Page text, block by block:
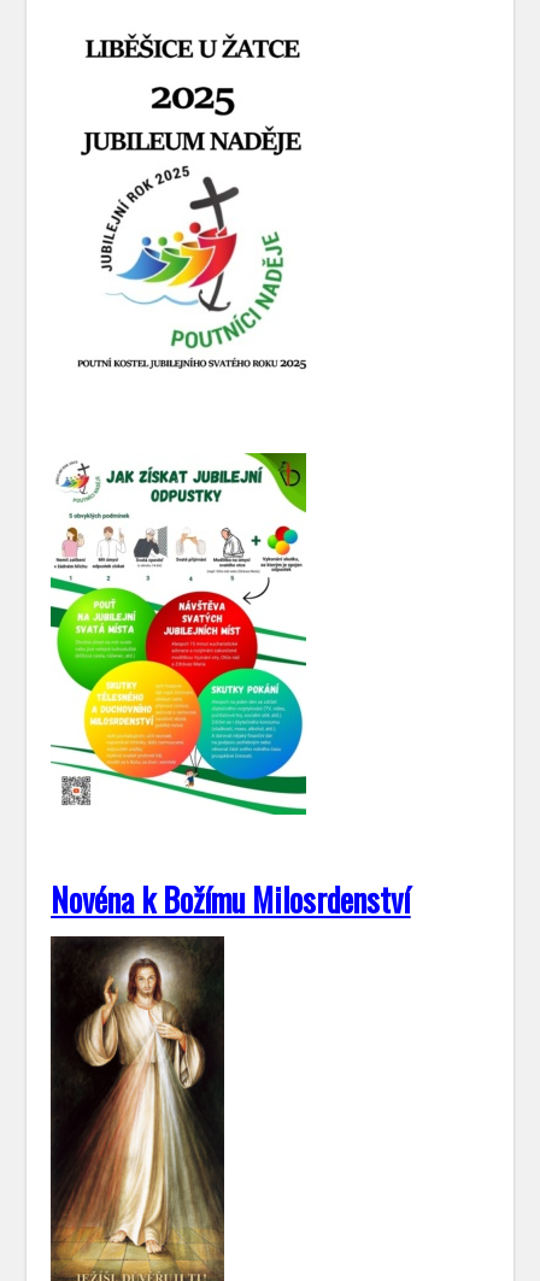
Novéna k Božímu Milosrdenství